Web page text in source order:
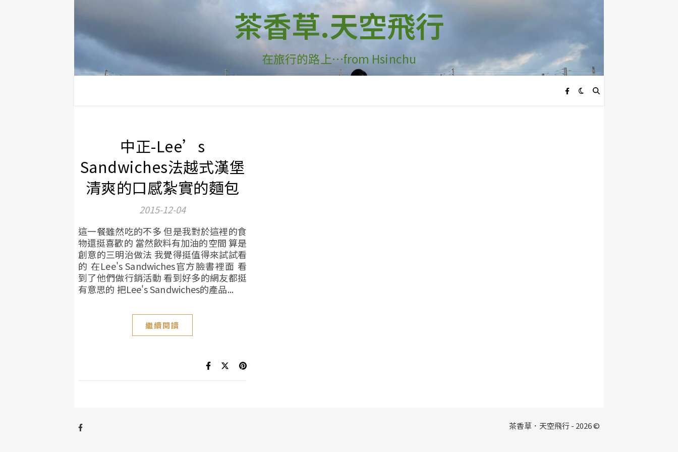
茶香草.天空飛行
在旅行的路上…from Hsinchu
中正-Lee’s
Sandwiches法越式漢堡
清爽的口感紮實的麵包
2015-12-04
這一餐雖然吃的不多 但是我對於這裡的食
物還挺喜歡的 當然飲料有加油的空間 算是
創意的三明治做法 我覺得挺值得來試試看
的 在Lee's Sandwiches官方臉書裡面 看
到了他們做行銷活動 看到好多的網友都挺
有意思的 把Lee's Sandwiches的產品...
繼續閱讀
茶香草．天空飛行 - 2026 ©